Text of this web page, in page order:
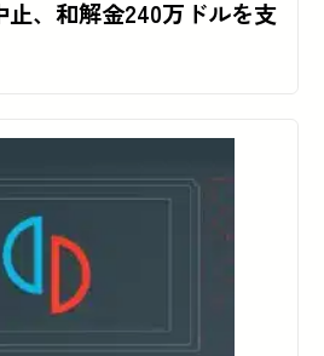
、和解金240万ドルを支